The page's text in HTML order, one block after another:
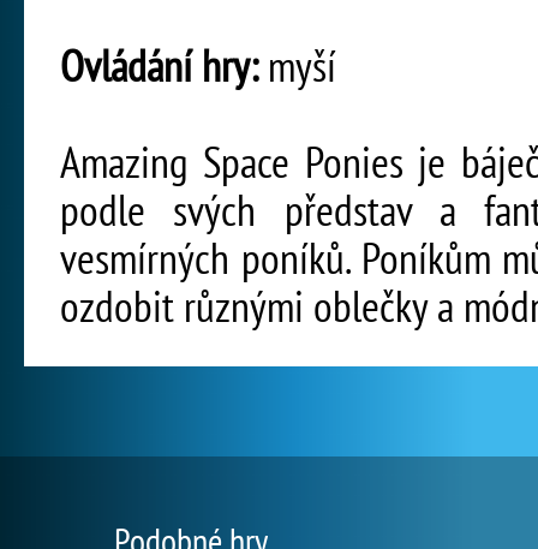
Ovládání hry:myší
Amazing Space Ponies je
podle svých představ a
vesmírných poníků. Poníkům
ozdobit různými oblečky a